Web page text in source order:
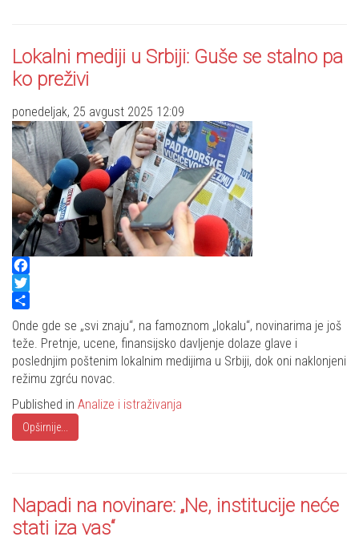
Lokalni mediji u Srbiji: Guše se stalno pa
ko preživi
ponedeljak, 25 avgust 2025 12:09
Facebook
Twitter
Share
Onde gde se „svi znaju“, na famoznom „lokalu“, novinarima je još
teže. Pretnje, ucene, finansijsko davljenje dolaze glave i
poslednjim poštenim lokalnim medijima u Srbiji, dok oni naklonjeni
režimu zgrću novac.
Published in Analize i istraživanja
Opširnije...
Napadi na novinare: „Ne, institucije neće
stati iza vas“